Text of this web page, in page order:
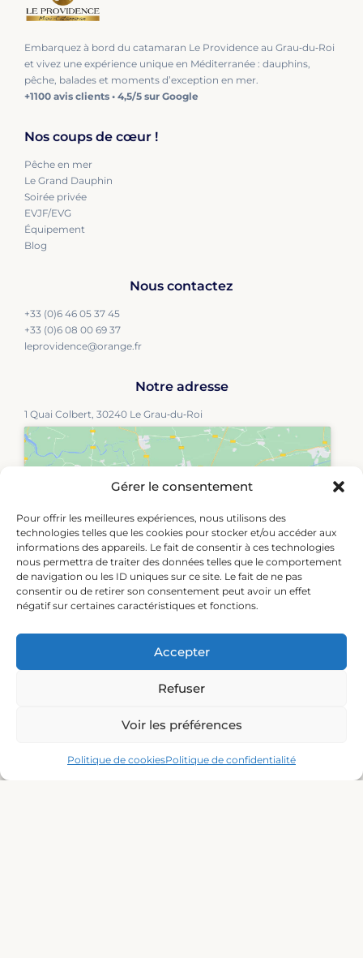
Gérer le consentement
Pour offrir les meilleures expériences, nous utilisons des
technologies telles que les cookies pour stocker et/ou accéder aux
informations des appareils. Le fait de consentir à ces technologies
nous permettra de traiter des données telles que le comportement
de navigation ou les ID uniques sur ce site. Le fait de ne pas
consentir ou de retirer son consentement peut avoir un effet
négatif sur certaines caractéristiques et fonctions.
Accepter
Refuser
Voir les préférences
Politique de cookiesPolitique de confidentialité
Embarquez à bord du catamaran Le Providence au Grau‑du‑Roi
et vivez une expérience unique en Méditerranée : dauphins,
pêche, balades et moments d’exception en mer.
+1100 avis clients • 4,5/5 sur Google
Nos coups de cœur !
Pêche en mer
Le Grand Dauphin
Soirée privée
EVJF/EVG
Équipement
Blog
Nous contactez
+33 (0)6 46 05 37 45
+33 (0)6 08 00 69 37
leprovidence@orange.fr
Notre adresse
1 Quai Colbert, 30240 Le Grau‑du‑Roi
Cliquez pour accepter les cookies
marketing et activer ce contenu